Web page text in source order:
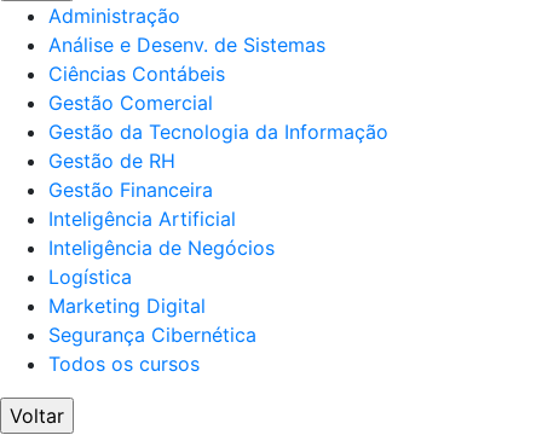
Administração
Análise e Desenv. de Sistemas
Ciências Contábeis
Gestão Comercial
Gestão da Tecnologia da Informação
Gestão de RH
Gestão Financeira
Inteligência Artificial
Inteligência de Negócios
Logística
Marketing Digital
Segurança Cibernética
Todos os cursos
Voltar